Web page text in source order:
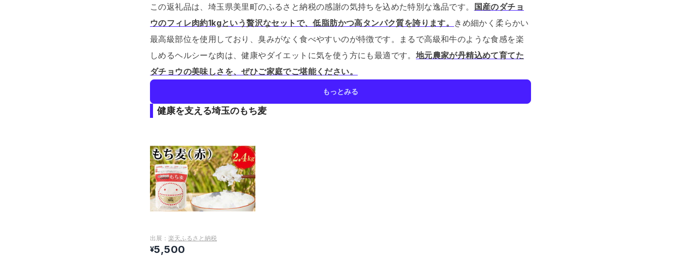
この返礼品は、埼玉県美里町のふるさと納税の感謝の気持ちを込めた特別な逸品です。
国産のダチョ
ウのフィレ肉約1kgという贅沢なセットで、低脂肪かつ高タンパク質を誇ります。 きめ細かく柔らかい
最高級部位を使用しており、臭みがなく食べやすいのが特徴です。
まるで高級和牛のような食感を楽
しめるヘルシーな肉は、健康やダイエットに気を使う方にも最適です。 地元農家が丹精込めて育てた
ダチョウの美味しさを、ぜひご家庭でご堪能ください。
もっとみる
健康を支える埼玉のもち麦
出展： 楽天ふるさと納税
¥5,500